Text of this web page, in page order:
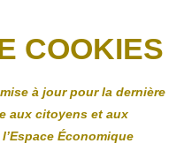
COOKIES
à jour pour la dernière
aux citoyens et aux
Économique